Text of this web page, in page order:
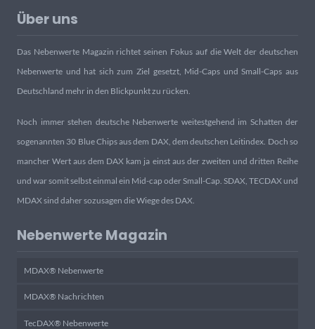
Über uns
Das Nebenwerte Magazin richtet seinen Fokus auf die Welt der deutschen
Nebenwerte und hat sich zum Ziel gesetzt, Mid-Caps und Small-Caps aus
Deutschland mehr in den Blickpunkt zu rücken.
Noch immer stehen deutsche Nebenwerte weitestgehend im Schatten der
sogenannten 30 Blue Chips aus dem DAX, dem deutschen Leitindex. Doch so
mancher Wert aus dem DAX kam ja einst aus der zweiten und dritten Reihe
und war somit selbst einmal ein Mid-cap oder Small-Cap. SDAX, TECDAX und
MDAX sind daher sozusagen die Wiege des DAX.
Nebenwerte Magazin
MDAX® Nebenwerte
MDAX® Nachrichten
TecDAX® Nebenwerte